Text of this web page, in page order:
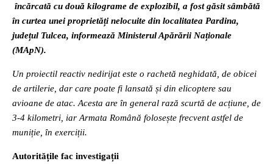
încărcată cu două kilograme de explozibil, a fost găsit sâmbătă
în curtea unei proprietăți nelocuite din localitatea Pardina,
județul Tulcea, informează Ministerul Apărării Naționale
(MApN).
Un proiectil reactiv nedirijat este o rachetă neghidată, de obicei
de artilerie, dar care poate fi lansată și din elicoptere sau
avioane de atac. Acesta are în general rază scurtă de acțiune, de
3-4 kilometri, iar Armata Română folosește frecvent astfel de
muniție, în exerciții.
Autoritățile fac investigații